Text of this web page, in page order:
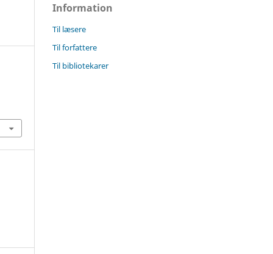
Information
Til læsere
Til forfattere
Til bibliotekarer